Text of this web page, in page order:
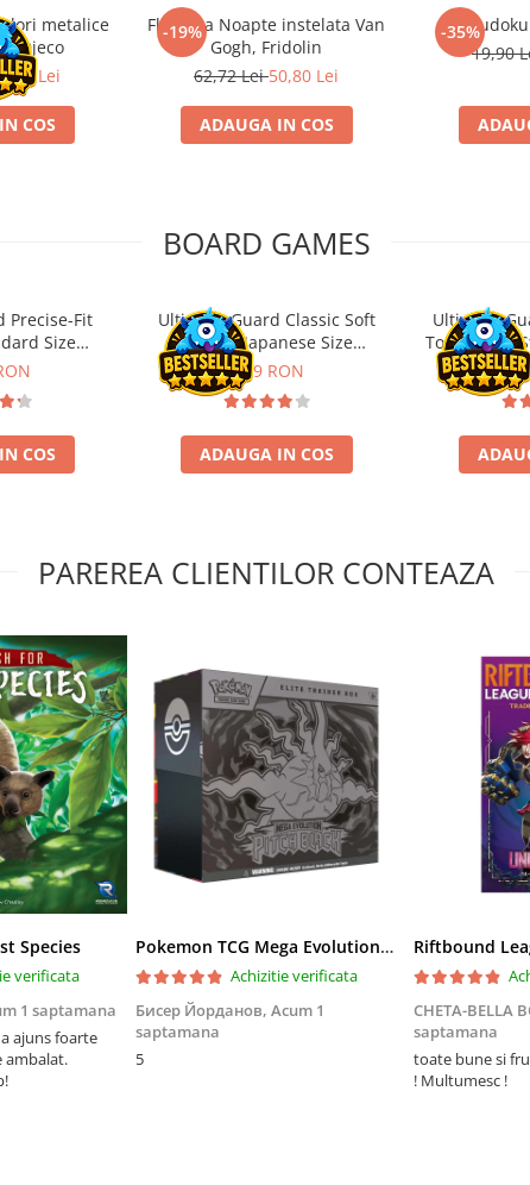
metalice
Djeco
Lei
COS
-19%
Flasneta Noapte instelata Van
Gogh, Fridolin
62,72 Lei50,80 Lei
ADAUGA IN COS
-35%
19,90
BOARD GAMES
Precise-Fit
Size
(100)
COS
Ultimate Guard Classic Soft
Sleeves Japanese Size
Transparent (100)
9,99 RON
ADAUGA IN COS
Ultimate
Toploading
PAREREA CLIENTILOR CONTEAZA
Species
verificata
1 saptamana
ajuns foarte
ambalat.
Pokemon TCG Mega Evolution Pitch Black Elite Trainer Box
Achizitie verificata
Бисер Йорданов, Acum 1
saptamana
5
CHETA-BELLA
saptamana
toate bune si
! Multumesc !